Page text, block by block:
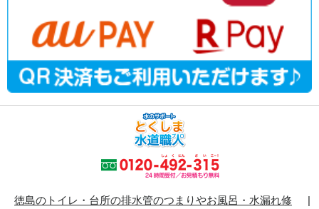
徳島のトイレ・台所の排水管のつまりやお風呂・水漏れ修